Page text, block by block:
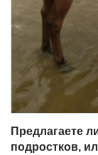
Предлагаете
подростков,